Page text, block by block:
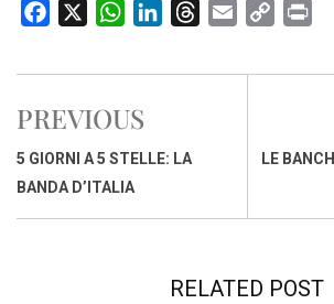
c
b
o
o
W
a
s
A
p
n
d
r
a
p
i
i
PREVIOUS
5 GIORNI A 5 STELLE: LA
BANDA D’ITALIA
LE
RELATED POST